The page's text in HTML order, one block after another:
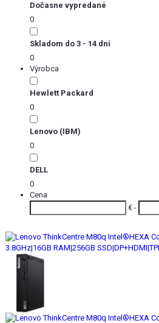
Dočasne vypredané
0
Skladom do 3 - 14 dní
0
Výrobca
Hewlett Packard
0
Lenovo (IBM)
0
DELL
0
Cena
€ -